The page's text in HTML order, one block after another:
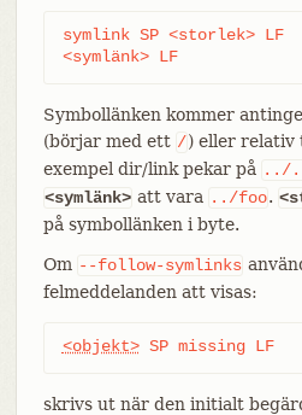
symlink SP <storlek> LF
<symlänk> LF
Symbollänken kommer
(börjar med ett /) eller relativ
exempel dir/link pekar på ../
<symlänk> att vara ../foo.
på symbollänken i byte.
Om --follow-symlinks
felmeddelanden att visas:
<objekt> SP missing LF
skrivs ut när den initialt